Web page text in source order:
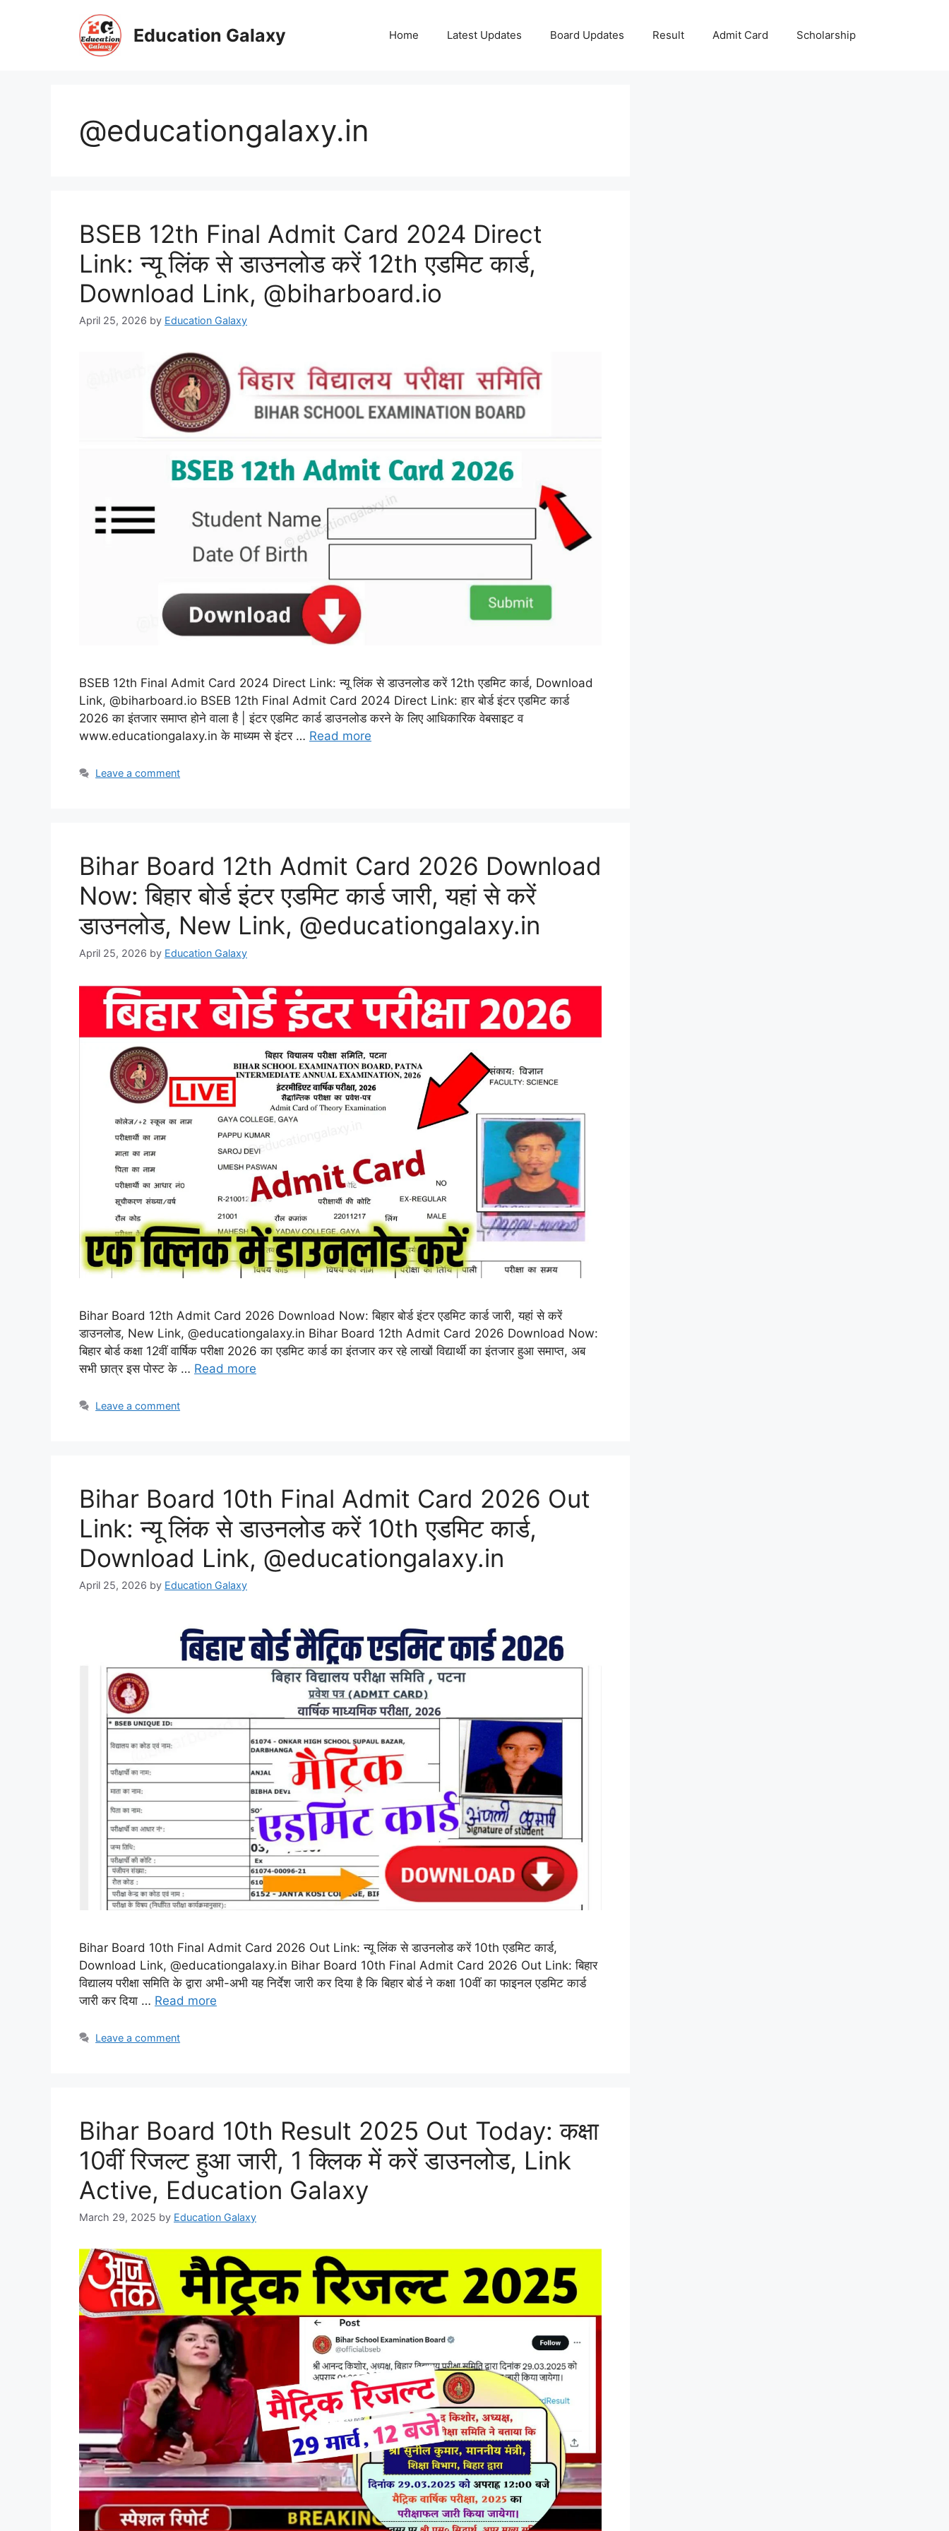
Education Galaxy Home Latest Updates Board Updates Result Admit Card Scholarship
@educationgalaxy.in
BSEB 12th Final Admit Card 2024 Direct
Link: न्यू लिंक से डाउनलोड करें 12th एडमिट कार्ड,
Download Link, @biharboard.io
April 25, 2026 by Education Galaxy
BSEB 12th Final Admit Card 2024 Direct Link: न्यू लिंक से डाउनलोड करें 12th एडमिट कार्ड, Download
Link, @biharboard.io BSEB 12th Final Admit Card 2024 Direct Link: हार बोर्ड इंटर एडमिट कार्ड
2026 का इंतजार समाप्त होने वाला है | इंटर एडमिट कार्ड डाउनलोड करने के लिए आधिकारिक वेबसाइट व
www.educationgalaxy.in के माध्यम से इंटर … Read more
Leave a comment
Bihar Board 12th Admit Card 2026 Download
Now: बिहार बोर्ड इंटर एडमिट कार्ड जारी, यहां से करें
डाउनलोड, New Link, @educationgalaxy.in
April 25, 2026 by Education Galaxy
Bihar Board 12th Admit Card 2026 Download Now: बिहार बोर्ड इंटर एडमिट कार्ड जारी, यहां से करें
डाउनलोड, New Link, @educationgalaxy.in Bihar Board 12th Admit Card 2026 Download Now:
बिहार बोर्ड कक्षा 12वीं वार्षिक परीक्षा 2026 का एडमिट कार्ड का इंतजार कर रहे लाखों विद्यार्थी का इंतजार हुआ समाप्त, अब
सभी छात्र इस पोस्ट के … Read more
Leave a comment
Bihar Board 10th Final Admit Card 2026 Out
Link: न्यू लिंक से डाउनलोड करें 10th एडमिट कार्ड,
Download Link, @educationgalaxy.in
April 25, 2026 by Education Galaxy
Bihar Board 10th Final Admit Card 2026 Out Link: न्यू लिंक से डाउनलोड करें 10th एडमिट कार्ड,
Download Link, @educationgalaxy.in Bihar Board 10th Final Admit Card 2026 Out Link: बिहार
विद्यालय परीक्षा समिति के द्वारा अभी-अभी यह निर्देश जारी कर दिया है कि बिहार बोर्ड ने कक्षा 10वीं का फाइनल एडमिट कार्ड
जारी कर दिया … Read more
Leave a comment
Bihar Board 10th Result 2025 Out Today: कक्षा
10वीं रिजल्ट हुआ जारी, 1 क्लिक में करें डाउनलोड, Link
Active, Education Galaxy
March 29, 2025 by Education Galaxy